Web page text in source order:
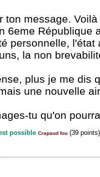
ton message.
6eme République
personnelle,
la non
plus je me dis
une nouvelle
tu qu'on
possible Crapaud fou (39 points)